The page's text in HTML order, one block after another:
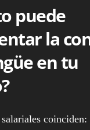
puede
la
en tu
coinciden: